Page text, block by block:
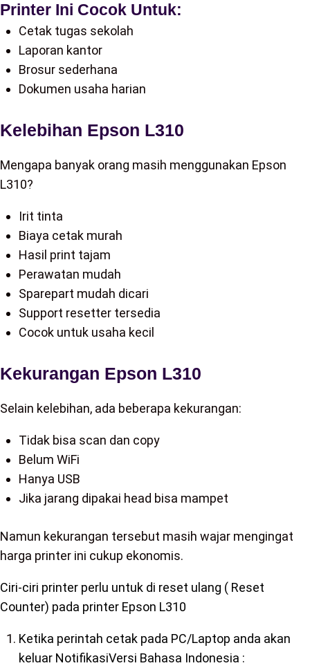
Printer Ini Cocok Untuk:
Cetak tugas sekolah
Laporan kantor
Brosur sederhana
Dokumen usaha harian
Kelebihan Epson L310
Mengapa banyak orang masih menggunakan Epson
L310?
Irit tinta
Biaya cetak murah
Hasil print tajam
Perawatan mudah
Sparepart mudah dicari
Support resetter tersedia
Cocok untuk usaha kecil
Kekurangan Epson L310
Selain kelebihan, ada beberapa kekurangan:
Tidak bisa scan dan copy
Belum WiFi
Hanya USB
Jika jarang dipakai head bisa mampet
Namun kekurangan tersebut masih wajar mengingat
harga printer ini cukup ekonomis.
Ciri-ciri printer perlu untuk di reset ulang ( Reset
Counter) pada printer Epson L310
Ketika perintah cetak pada PC/Laptop anda akan
keluar NotifikasiVersi Bahasa Indonesia :